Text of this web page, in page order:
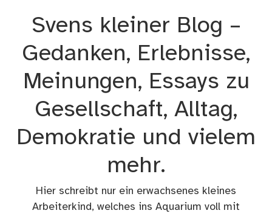
Svens kleiner Blog –
Gedanken, Erlebnisse,
Meinungen, Essays zu
Gesellschaft, Alltag,
Demokratie und vielem
mehr.
Hier schreibt nur ein erwachsenes kleines
Arbeiterkind, welches ins Aquarium voll mit